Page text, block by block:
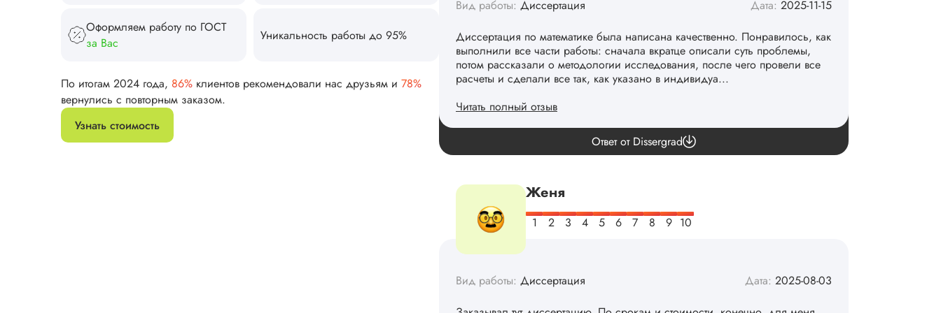
Оформляем работу по ГОСТ
за Вас
Уникальность работы до 95%
По итогам 2024 года, 86% клиентов рекомендовали нас друзьям и 78%
вернулись с повторным заказом.
Узнать стоимость
Вид работы: Диссертация Дата: 2025-11-15
Диссертация по математике была написана качественно. Понравилось, как
выполнили все части работы: сначала вкратце описали суть проблемы,
потом рассказали о методологии исследования, после чего провели все
расчеты и сделали все так, как указано в индивидуа...
Читать полный отзыв
Спасибо! Передадим ваши слова команде. 👏
Ответ от Dissergrad
Женя
Вид работы: Диссертация Дата: 2025-08-03